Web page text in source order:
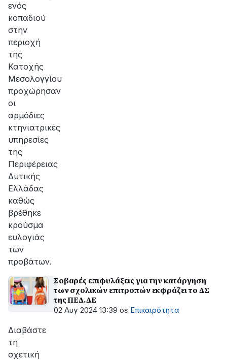
ενός
κοπαδιού
στην
περιοχή
της
Κατοχής
Μεσολογγίου
προχώρησαν
οι
αρμόδιες
κτηνιατρικές
υπηρεσίες
της
Περιφέρειας
Δυτικής
Ελλάδας
καθώς
βρέθηκε
κρούσμα
ευλογιάς
των
προβάτων.
Σοβαρές επιφυλάξεις για την κατάργηση
των σχολικών επιτροπών εκφράζει το ΔΣ
της ΠΕΔ.ΔΕ
02 Αυγ 2024 13:39 σε Επικαιρότητα
Διαβάστε
τη
σχετική